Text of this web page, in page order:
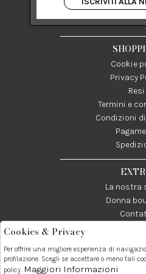
84122
P IVA
Cookie
Privacy
Resi
Termini e
Condizioni
La nostra
Donna
Telefono:
089237858
Cookies & Privacy
Per offrire una migliore esperienza di
profilazione. Scegli se accettare o meno tali
policy. Maggiori Informazioni